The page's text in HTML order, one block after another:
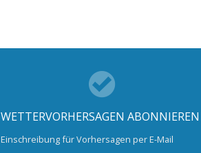
WETTERVORHERSAGEN ABONNIEREN
Einschreibung für Vorhersagen per E-Mail